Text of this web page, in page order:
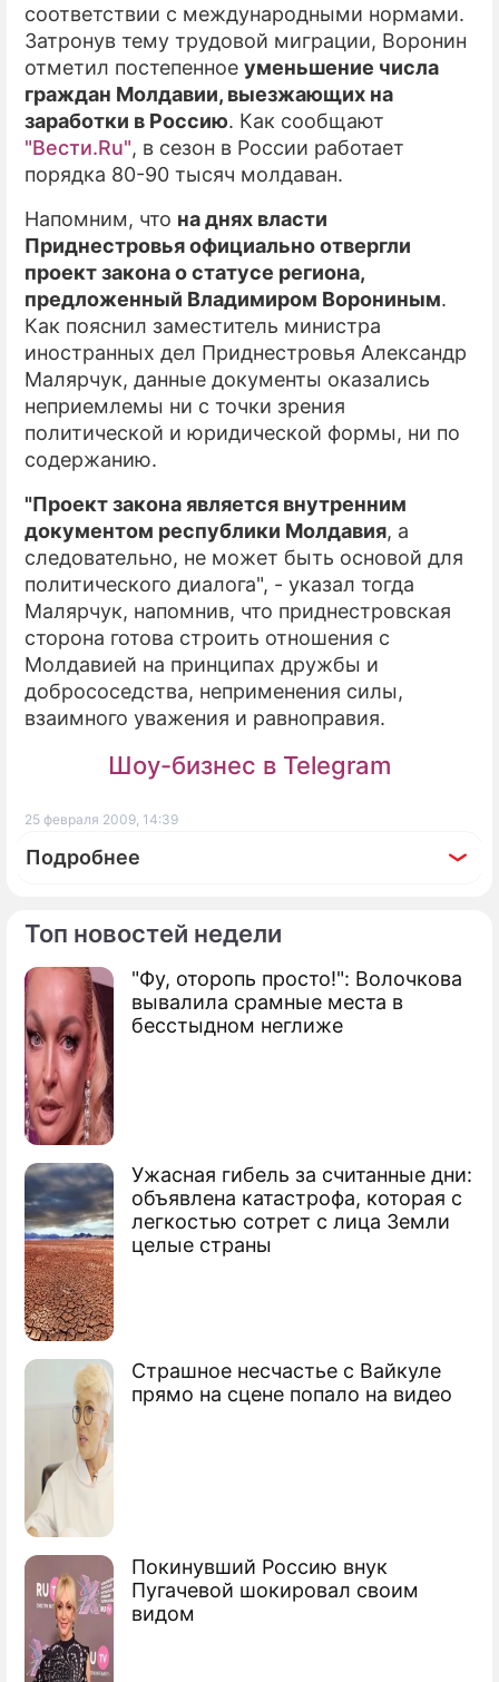
Топ новостей недели
"Фу, оторопь просто!": Волочкова
вывалила срамные места в
бесстыдном неглиже
Ужасная гибель за считанные дни:
объявлена катастрофа, которая с
легкостью сотрет с лица Земли
целые страны
Страшное несчастье с Вайкуле
прямо на сцене попало на видео
Покинувший Россию внук
Пугачевой шокировал своим
видом
соответствии с международными нормами.
Затронув тему трудовой миграции, Воронин
отметил постепенное уменьшение числа
граждан Молдавии, выезжающих на
заработки в Россию. Как сообщают
"Вести.Ru", в сезон в России работает
порядка 80-90 тысяч молдаван.
Напомним, что на днях власти
Приднестровья официально отвергли
проект закона о статусе региона,
предложенный Владимиром Ворониным.
Как пояснил заместитель министра
иностранных дел Приднестровья Александр
Малярчук, данные документы оказались
неприемлемы ни с точки зрения
политической и юридической формы, ни по
содержанию.
"Проект закона является внутренним
документом республики Молдавия, а
следовательно, не может быть основой для
политического диалога", - указал тогда
Малярчук, напомнив, что приднестровская
сторона готова строить отношения с
Молдавией на принципах дружбы и
добрососедства, неприменения силы,
взаимного уважения и равноправия.
Шоу-бизнес в Telegram
25 февраля 2009, 14:39
Подробнее
По теме
Тирасполь закрыл границу чиновникам
США
Россия помирит Молдавию и
Приднестровье
Молдавия отказалась вступать в НАТО